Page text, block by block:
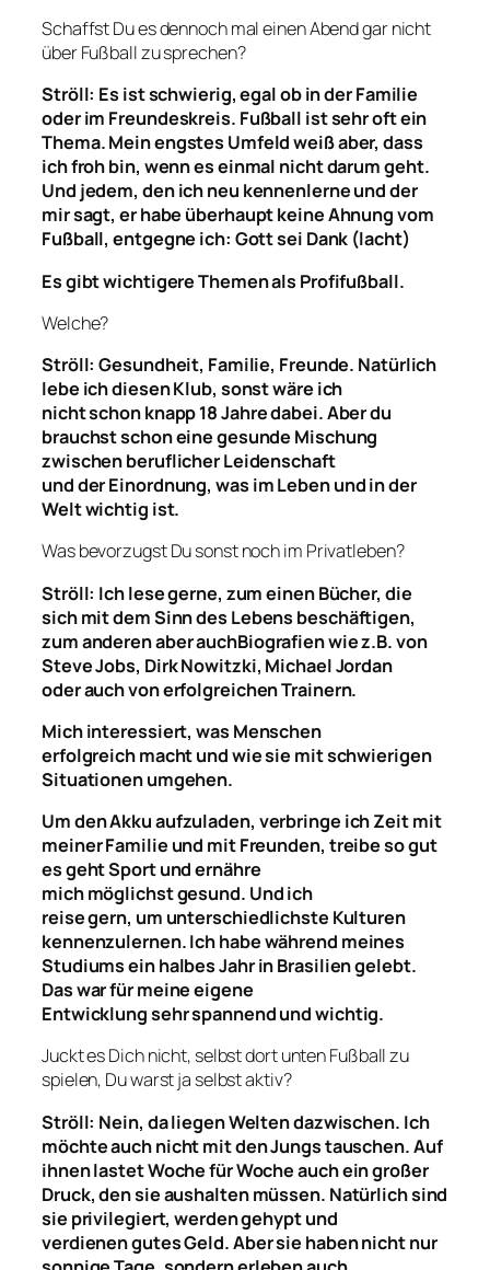
Schaffst Du es dennoch mal einen Abend gar nicht
über Fußball zu sprechen?
Ströll: Es ist schwierig, egal ob in der Familie
oder im Freundeskreis. Fußball istsehr oftein
Thema. Mein engstes Umfeld weiß aber, dass
ichfroh bin, wenn es einmal nicht darum geht.
Und jedem, den ich neu kennenlerne und der
mir sagt,erhabe überhaupt keine Ahnung vom
Fußball, entgegne ich: Gott sei Dank (lacht)
Es gibt wichtigere Themen als Profifußball.
Welche?
Ströll: Gesundheit, Familie, Freunde. Natürlich
lebe ich diesen Klub, sonst wäre ich
nichtschonknapp18 Jahre dabei. Aber du
brauchst schon eine gesunde Mischung
zwischen beruflicher Leidenschaft
undderEinordnung, was im Leben und in der
Welt wichtig ist.
Was bevorzugst Du sonst noch im Privatleben?
Ströll: Ich lesegerne, zumeinenBücher, die
sich mit demSinn des Lebens beschäftigen,
zum anderen aber auchBiografienwie z.B.von
Steve Jobs, Dirk Nowitzki, Michael Jordan
oderauchvon erfolgreichenTrainern.
Mich interessiert,was Menschen
erfolgreichmacht und wie sie mit schwierigen
Situationen umgehen.
Um den Akku aufzuladen, verbringe ich Zeit mit
meiner Familie und mit Freunden, treibeso gut
es gehtSportund ernähre
michmöglichstgesund. Und ich
reisegern, um unterschiedlichste Kulturen
kennenzulernen. Ich habewährend meines
Studiumsein halbes Jahr in Brasilien gelebt.
Das war für meine eigene
Entwicklungsehrspannend und wichtig.
Juckt es Dich nicht, selbst dort unten Fußball zu
spielen, Du warst ja selbst aktiv?
Ströll: Nein, daliegenWelten dazwischen. Ich
möchte auch nicht mit den Jungs tauschen. Auf
ihnen lastet Woche für Woche auch ein großer
Druck, den sie aushalten müssen. Natürlich sind
sie privilegiert, werden gehypt und
verdienengutesGeld. Aber sie haben nicht nur